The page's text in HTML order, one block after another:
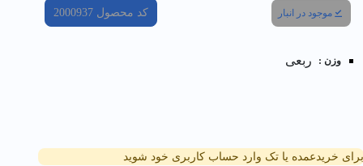
موجود در انبار کد محصول 2000937
وزن : ربعی
برای خریدعمده یا تک وارد حساب کاربری خود شوید